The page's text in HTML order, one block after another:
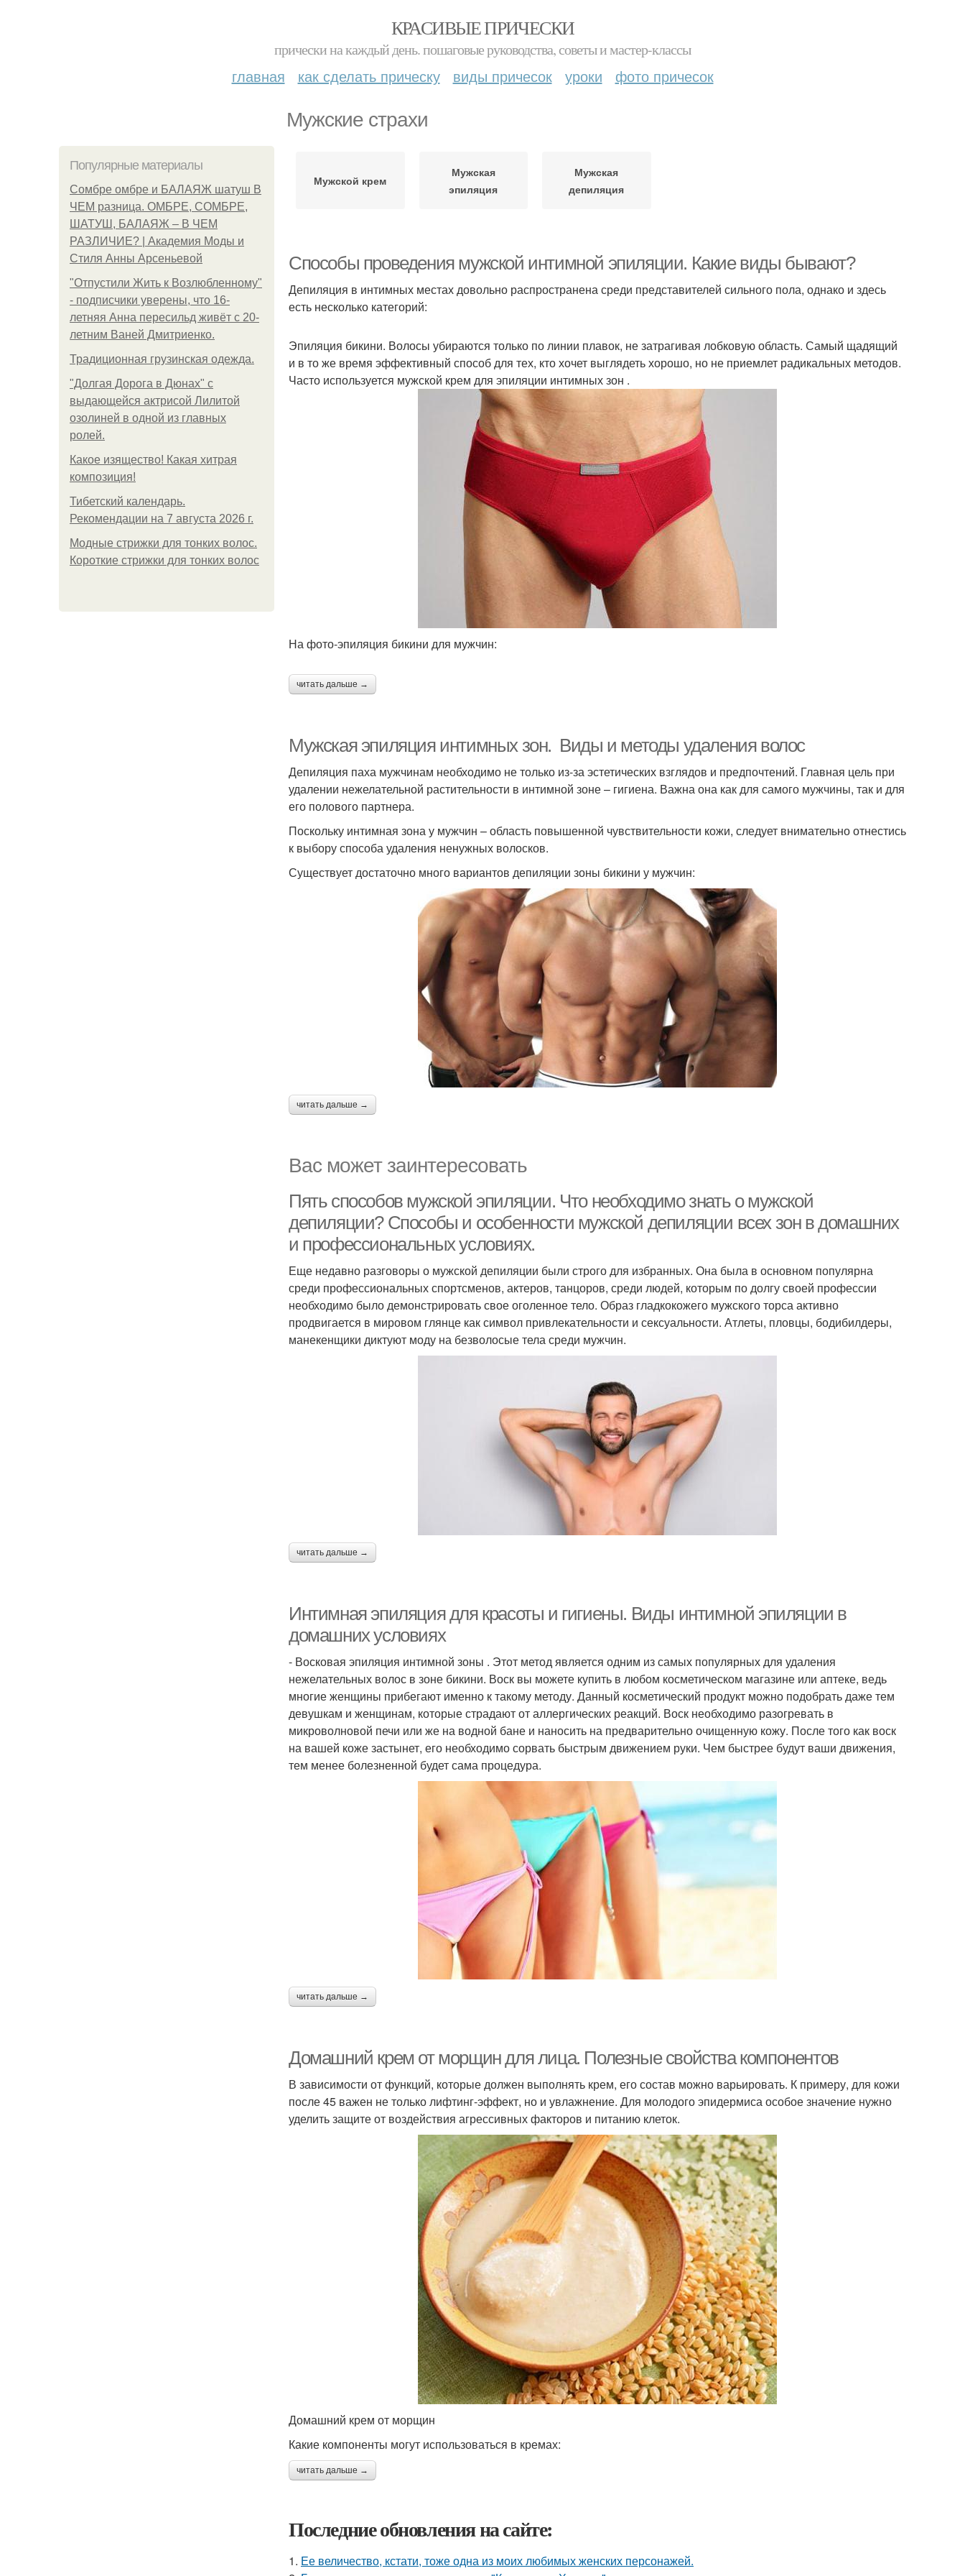
КРАСИВЫЕ ПРИЧЕСКИ
прически на каждый день. пошаговые руководства, советы и мастер-классы
главная как сделать прическу виды причесок уроки фото причесок
Мужские страхи
Популярные материалы
Сомбре омбре и БАЛАЯЖ шатуш В
ЧЕМ разница. ОМБРЕ, СОМБРЕ,
ШАТУШ, БАЛАЯЖ – В ЧЕМ
РАЗЛИЧИЕ? | Академия Моды и
Стиля Анны Арсеньевой
"Отпустили Жить к Возлюбленному"
- подписчики уверены, что 16-
летняя Анна пересильд живёт с 20-
летним Ваней Дмитриенко.
Традиционная грузинская одежда.
"Долгая Дорога в Дюнах" с
выдающейся актрисой Лилитой
озолиней в одной из главных
ролей.
Какое изящество! Какая хитрая
композиция!
Тибетский календарь.
Рекомендации на 7 августа 2026 г.
Модные стрижки для тонких волос.
Короткие стрижки для тонких волос
Мужской крем
Мужская
эпиляция
Мужская
депиляция
Cпособы проведения мужской интимной эпиляции. Какие виды бывают?
Депиляция в интимных местах довольно распространена среди представителей сильного пола, однако и здесь
есть несколько категорий:
Эпиляция бикини. Волосы убираются только по линии плавок, не затрагивая лобковую область. Самый щадящий
и в то же время эффективный способ для тех, кто хочет выглядеть хорошо, но не приемлет радикальных методов.
Часто используется мужской крем для эпиляции интимных зон .
На фото-эпиляция бикини для мужчин:
читать дальше →
Мужская эпиляция интимных зон. Виды и методы удаления волос
Депиляция паха мужчинам необходимо не только из-за эстетических взглядов и предпочтений. Главная цель при
удалении нежелательной растительности в интимной зоне – гигиена. Важна она как для самого мужчины, так и для
его полового партнера.
Поскольку интимная зона у мужчин – область повышенной чувствительности кожи, следует внимательно отнестись
к выбору способа удаления ненужных волосков.
Существует достаточно много вариантов депиляции зоны бикини у мужчин:
читать дальше →
Вас может заинтересовать
Пять способов мужской эпиляции. Что необходимо знать о мужской
депиляции? Способы и особенности мужской депиляции всех зон в домашних
и профессиональных условиях.
Еще недавно разговоры о мужской депиляции были строго для избранных. Она была в основном популярна
среди профессиональных спортсменов, актеров, танцоров, среди людей, которым по долгу своей профессии
необходимо было демонстрировать свое оголенное тело. Образ гладкокожего мужского торса активно
продвигается в мировом глянце как символ привлекательности и сексуальности. Атлеты, пловцы, бодибилдеры,
манекенщики диктуют моду на безволосые тела среди мужчин.
читать дальше →
Интимная эпиляция для красоты и гигиены. Виды интимной эпиляции в
домашних условиях
- Восковая эпиляция интимной зоны . Этот метод является одним из самых популярных для удаления
нежелательных волос в зоне бикини. Воск вы можете купить в любом косметическом магазине или аптеке, ведь
многие женщины прибегают именно к такому методу. Данный косметический продукт можно подобрать даже тем
девушкам и женщинам, которые страдают от аллергических реакций. Воск необходимо разогревать в
микроволновой печи или же на водной бане и наносить на предварительно очищенную кожу. После того как воск
на вашей коже застынет, его необходимо сорвать быстрым движением руки. Чем быстрее будут ваши движения,
тем менее болезненной будет сама процедура.
читать дальше →
Домашний крем от морщин для лица. Полезные свойства компонентов
В зависимости от функций, которые должен выполнять крем, его состав можно варьировать. К примеру, для кожи
после 45 важен не только лифтинг-эффект, но и увлажнение. Для молодого эпидермиса особое значение нужно
уделить защите от воздействия агрессивных факторов и питанию клеток.
Домашний крем от морщин
Какие компоненты могут использоваться в кремах:
читать дальше →
Последние обновления на сайте:
1. Ее величество, кстати, тоже одна из моих любимых женских персонажей.